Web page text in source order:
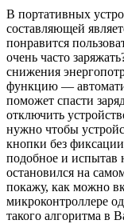
В портативных
составляющей
понравится
очень часто
снижения
функцию —
поможет спасти
отключить
нужно чтобы
кнопки без
подобное и испытав
остановился на
покажу, как можно
микроконтроллере
такого алгоритма в